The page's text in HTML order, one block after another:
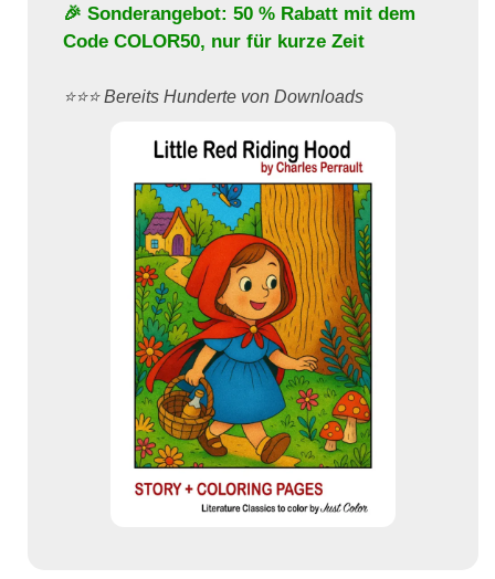
🎉 Sonderangebot: 50 % Rabatt mit dem
Code COLOR50, nur für kurze Zeit
⭐️⭐️⭐️ Bereits Hunderte von Downloads